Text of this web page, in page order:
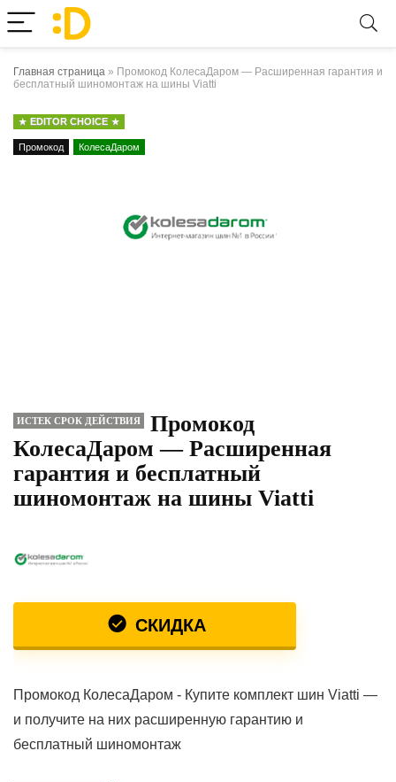
Главная страница » Промокод КолесаДаром — Расширенная гарантия и
бесплатный шиномонтаж на шины Viatti
EDITOR CHOICE
Промокод КолесаДаром
ИСТЕК СРОК ДЕЙСТВИЯ
Промокод
КолесаДаром — Расширенная
гарантия и бесплатный
шиномонтаж на шины Viatti
СКИДКА
Промокод КолесаДаром - Купите комплект шин Viatti —
и получите на них расширенную гарантию и
бесплатный шиномонтаж